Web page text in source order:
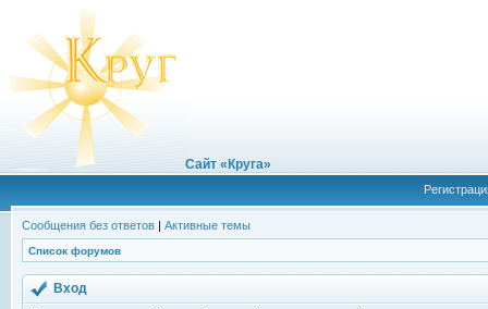
Сайт «Круга»
Сообщения без ответов | Активные темы
Список форумов
Вход